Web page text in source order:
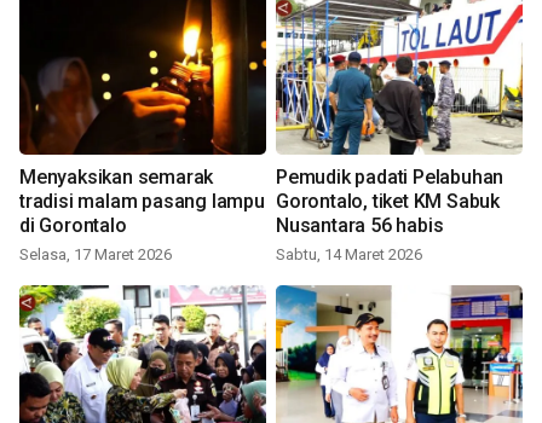
Menyaksikan semarak
tradisi malam pasang lampu
di Gorontalo
Selasa, 17 Maret 2026
Pemudik padati Pelabuhan
Gorontalo, tiket KM Sabuk
Nusantara 56 habis
Sabtu, 14 Maret 2026